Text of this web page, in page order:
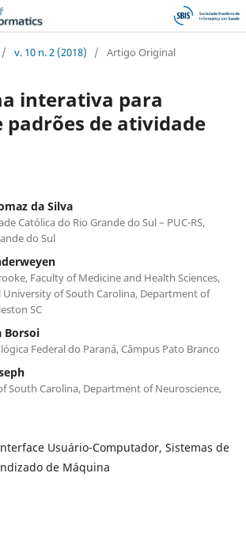
/ v. 10 n. 2 (2018) / Artigo Original
interativa para
padrões de atividade
da Silva
Católica do Rio Grande do Sul – PUC-RS,
do Sul
Faculty of Medicine and Health Sciences,
University of South Carolina, Department of
SC
Borsoi
Federal do Paraná, Câmpus Pato Branco
South Carolina, Department of Neuroscience,
Usuário-Computador, Sistemas de
de Máquina